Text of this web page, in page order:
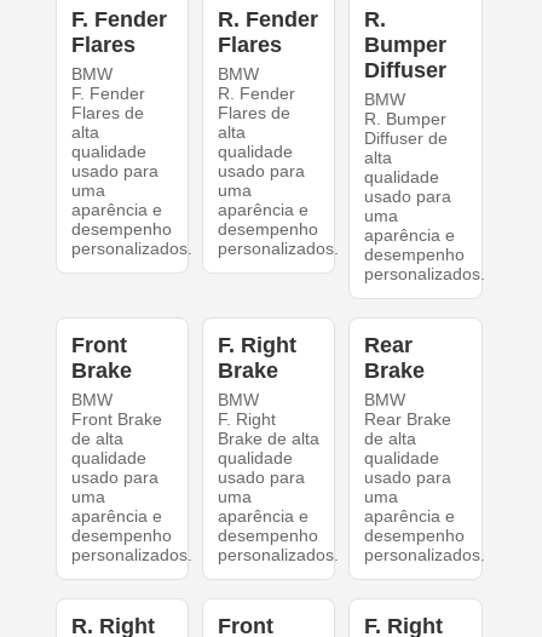
F. Fender
Flares
BMW
F. Fender
Flares de
alta
qualidade
usado para
uma
aparência e
desempenho
personalizados.
R. Fender
Flares
BMW
R. Fender
Flares de
alta
qualidade
usado para
uma
aparência e
desempenho
personalizados.
R.
Bumper
Diffuser
BMW
R. Bumper
Diffuser de
alta
qualidade
usado para
uma
aparência e
desempenho
personalizados.
Front
Brake
BMW
Front Brake
de alta
qualidade
usado para
uma
aparência e
desempenho
personalizados.
F. Right
Brake
BMW
F. Right
Brake de alta
qualidade
usado para
uma
aparência e
desempenho
personalizados.
Rear
Brake
BMW
Rear Brake
de alta
qualidade
usado para
uma
aparência e
desempenho
personalizados.
R. Right
Front
F. Right